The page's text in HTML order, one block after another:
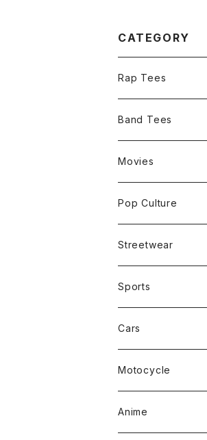
CATEGORY
Rap Tees
Band Tees
Movies
Pop Culture
Streetwear
Sports
Cars
Motocycle
Anime